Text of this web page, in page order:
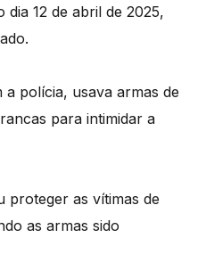
12 de abril de 2025,
polícia, usava armas de
para intimidar a
proteger as vítimas de
as armas sido